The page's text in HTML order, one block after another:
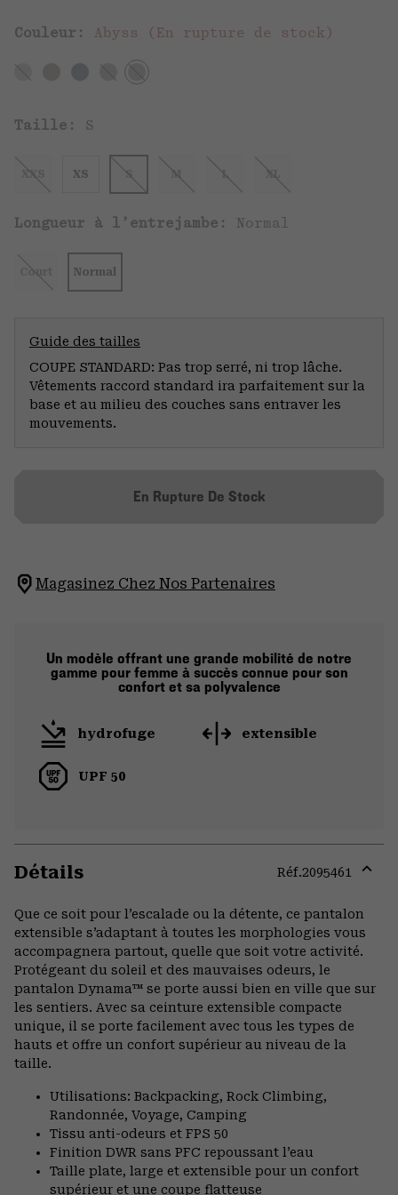
Couleur: Abyss (En rupture de stock)
Taille: S
XXS XS S M L XL
Longueur à l’entrejambe: Normal
Court Normal
Guide des tailles
COUPE STANDARD: Pas trop serré, ni trop lâche.
Vêtements raccord standard ira parfaitement sur la
base et au milieu des couches sans entraver les
mouvements.
En Rupture De Stock
Magasinez Chez Nos Partenaires
Un modèle offrant une grande mobilité de notre
gamme pour femme à succès connue pour son
confort et sa polyvalence
hydrofuge extensible
UPF 50
Détails Réf.2095461
Que ce soit pour l’escalade ou la détente, ce pantalon
extensible s’adaptant à toutes les morphologies vous
accompagnera partout, quelle que soit votre activité.
Protégeant du soleil et des mauvaises odeurs, le
pantalon Dynama™ se porte aussi bien en ville que sur
les sentiers. Avec sa ceinture extensible compacte
unique, il se porte facilement avec tous les types de
hauts et offre un confort supérieur au niveau de la
taille.
Utilisations: Backpacking, Rock Climbing,
Randonnée, Voyage, Camping
Tissu anti-odeurs et FPS 50
Finition DWR sans PFC repoussant l’eau
Taille plate, large et extensible pour un confort
supérieur et une coupe flatteuse